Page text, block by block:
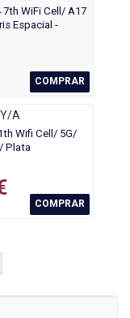
7th WiFi Cell/ A17
Espacial -
COMPRAR
A
Wifi Cell/ 5G/
Plata
COMPRAR